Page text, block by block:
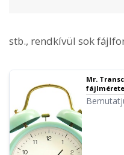
stb., rendkívül sok
Mr.